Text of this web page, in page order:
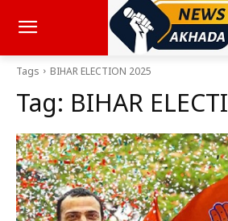
Tags BIHAR ELECTION 2025
Tag: BIHAR